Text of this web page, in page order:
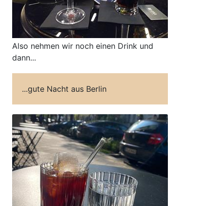
Also nehmen wir noch einen Drink und
dann...
...gute Nacht aus Berlin